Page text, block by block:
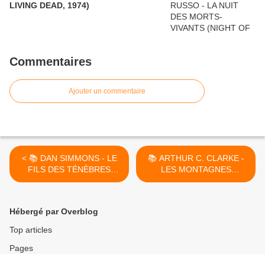
LIVING DEAD, 1974)
Commentaires
Ajouter un commentaire
< 📚 DAN SIMMONS - LE
FILS DES TÉNÈBRES
(CHILDREN OF THE
📚 ARTHUR C. CLARKE -
LES MONTAGNES
HALLUCINOGÈNES (AT
Hébergé par Overblog
Top articles
Pages